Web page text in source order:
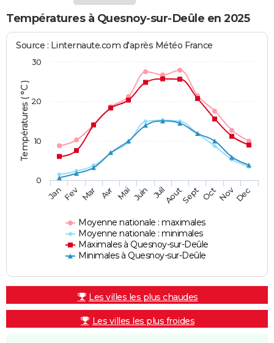
Températures à Quesnoy-sur-Deûle en 2025
Températures ( °C )
Source : Linternaute.com d'après Météo France
Moyenne nationale : maximales
Moyenne nationale : minimales
Maximales à Quesnoy-sur-Deûle
Minimales à Quesnoy-sur-Deûle
JanFev Mar Avr Mai Juin JuilAoutSept OctNovDec
0
10
20
30
Les villes les plus chaudes
Les villes les plus froides